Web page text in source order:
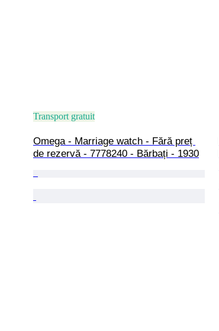
Transport gratuit
Omega - Marriage watch - Fără preț
de rezervă - 7778240 - Bărbați - 1930